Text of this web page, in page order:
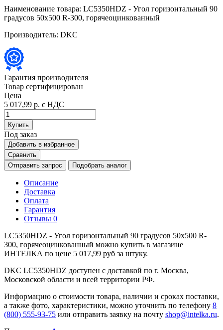
Наименование товара: LC5350HDZ - Угол горизонтальный 90
градусов 50х500 R-300, горячеоцинкованный
Производитель: DKC
Гарантия производителя
Товар сертифицирован
Цена
5 017,99 р. с НДС
Купить
Под заказ
Добавить в избранное
Сравнить
Отправить запрос
Подобрать аналог
Описание
Доставка
Оплата
Гарантия
Отзывы 0
LC5350HDZ - Угол горизонтальный 90 градусов 50х500 R-
300, горячеоцинкованный можно купить в магазине
ИНТЕЛКА по цене 5 017,99 руб за штуку.
DKC LC5350HDZ доступен с доставкой по г. Москва,
Московской области и всей территории РФ.
Информацию о стоимости товара, наличии и сроках поставки,
а также фото, характеристики, можно уточнить по телефону 8
(800) 555-93-75 или отправить заявку на почту shop@intelka.ru.